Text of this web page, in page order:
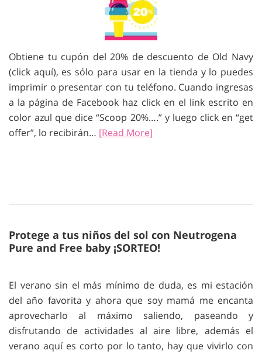
Obtiene tu cupón del 20% de descuento de Old Navy
(click aquí), es sólo para usar en la tienda y lo puedes
imprimir o presentar con tu teléfono. Cuando ingresas
a la página de Facebook haz click en el link escrito en
color azul que dice “Scoop 20%….” y luego click en “get
offer”, lo recibirán… [Read More]
Protege a tus niños del sol con Neutrogena
Pure and Free baby ¡SORTEO!
El verano sin el más mínimo de duda, es mi estación
del año favorita y ahora que soy mamá me encanta
aprovecharlo al máximo saliendo, paseando y
disfrutando de actividades al aire libre, además el
verano aquí es corto por lo tanto, hay que vivirlo con